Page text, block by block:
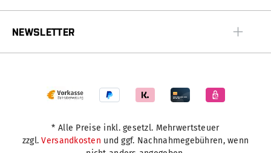
NEWSLETTER
* Alle Preise inkl. gesetzl. Mehrwertsteuer
zzgl.Versandkosten und ggf. Nachnahmegebühren, wenn